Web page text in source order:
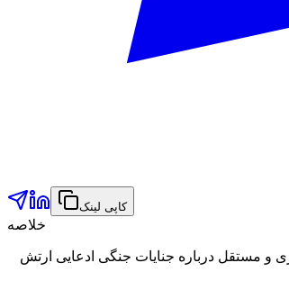
کاپی لینک
خلاصه
و مستقل درباره جنایات جنگی ادعایی ارتش